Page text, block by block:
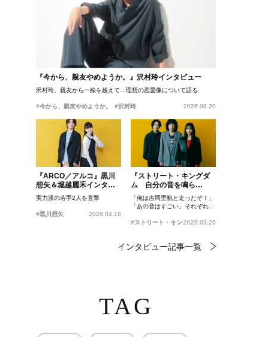
『今から、親友やめようか。』沢村玲インタビュー
沢村玲、親友から一線を越えて…理想の恋愛像について語る
#今から、親友やめようか。 #沢村玲 2026.06.20
『ARCO／アルコ』黒川
想矢＆堀越麗禾インタビ
ュー
実力派の若手2人を直撃
#黒川想矢 2026.04.18
『ストリート・キングダ
ム 自分の音を鳴ら
せ。』峯田和伸、若葉竜
也、吉岡里帆インタビュ
ー
「俺は吉岡里帆と走ったぞ！」
「あの音はすごい」それぞれの
#ストリート・キングダム 自分の音を鳴らせ。
2026.03.20
インタビュー記事一覧
TAG